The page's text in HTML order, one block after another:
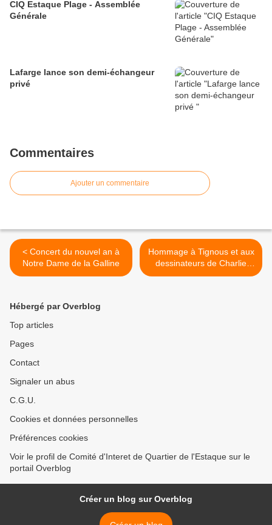
CIQ Estaque Plage - Assemblée
Générale
Lafarge lance son demi-échangeur
privé
Commentaires
Ajouter un commentaire
< Concert du nouvel an à
Notre Dame de la Galline
Hommage à Tignous et aux
dessinateurs de Charlie
Hebdo >
Hébergé par Overblog
Top articles
Pages
Contact
Signaler un abus
C.G.U.
Cookies et données personnelles
Préférences cookies
Voir le profil de Comité d'Interet de Quartier de l'Estaque sur le
portail Overblog
Créer un blog sur Overblog